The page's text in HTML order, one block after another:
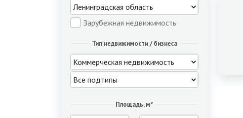
Зарубежная недвижимость
Тип недвижимости / бизнеса
Площадь, м²